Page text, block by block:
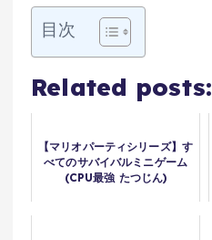
目次
Related posts:
【マリオパーティシリーズ】す
べてのサバイバルミニゲーム
(CPU最強 たつじん)